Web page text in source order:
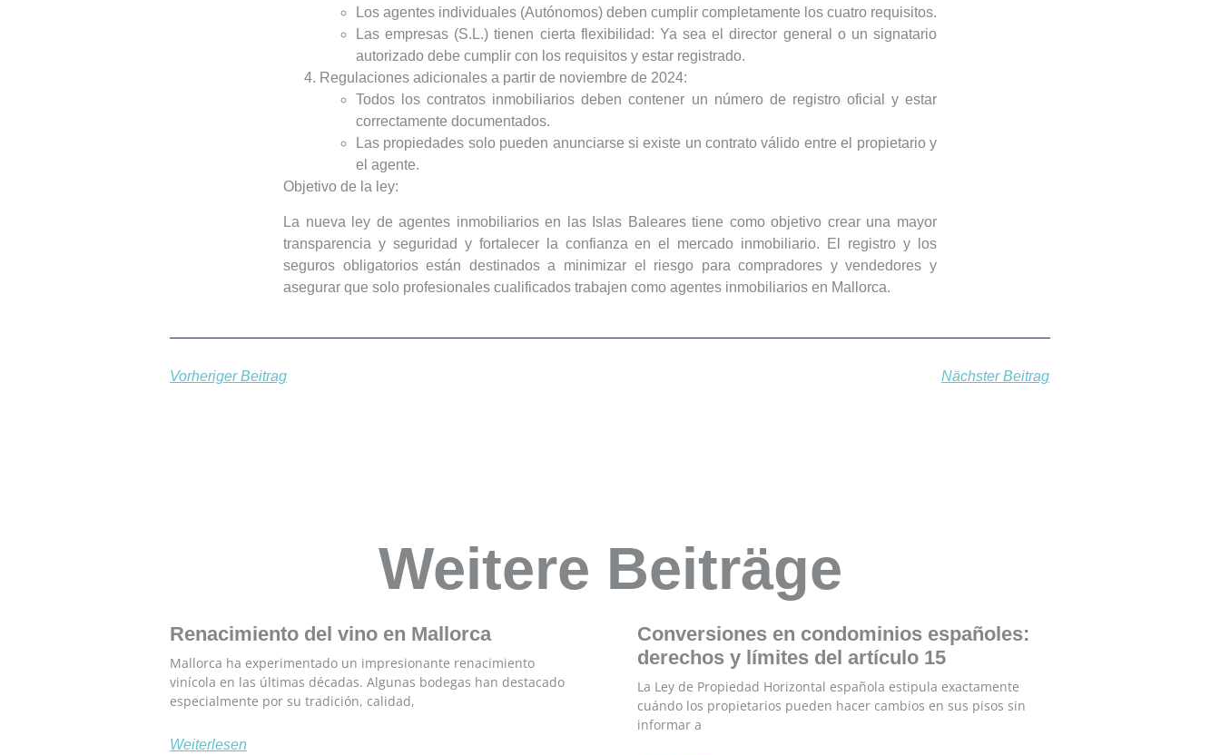
Los agentes individuales (Autónomos) deben cumplir completamente los cuatro requisitos.
Las empresas (S.L.) tienen cierta flexibilidad: Ya sea el director general o un signatario
autorizado debe cumplir con los requisitos y estar registrado.
Regulaciones adicionales a partir de noviembre de 2024:
Todos los contratos inmobiliarios deben contener un número de registro oficial y estar
correctamente documentados.
Las propiedades solo pueden anunciarse si existe un contrato válido entre el propietario y
el agente.
Objetivo de la ley:
La nueva ley de agentes inmobiliarios en las Islas Baleares tiene como objetivo crear una mayor
transparencia y seguridad y fortalecer la confianza en el mercado inmobiliario. El registro y los
seguros obligatorios están destinados a minimizar el riesgo para compradores y vendedores y
asegurar que solo profesionales cualificados trabajen como agentes inmobiliarios en Mallorca.
Vorheriger Beitrag Nächster Beitrag
Weitere Beiträge
Renacimiento del vino en Mallorca
Mallorca ha experimentado un impresionante renacimiento
vinícola en las últimas décadas. Algunas bodegas han destacado
especialmente por su tradición, calidad,
Weiterlesen
Conversiones en condominios españoles:
derechos y límites del artículo 15
La Ley de Propiedad Horizontal española estipula exactamente
cuándo los propietarios pueden hacer cambios en sus pisos sin
informar a